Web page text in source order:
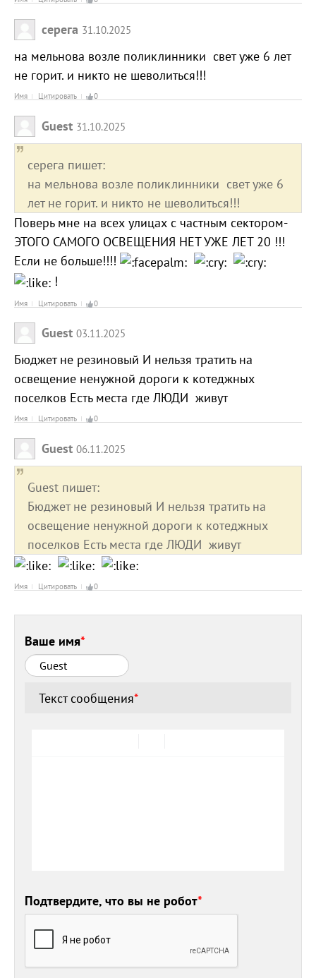
серега 31.10.2025
на мельнова возле поликлинники свет уже 6 лет
не горит. и никто не шеволиться!!!
Имя Цитировать 0
Guest 31.10.2025
серега пишет:
на мельнова возле поликлинники свет уже 6
лет не горит. и никто не шеволиться!!!
Поверь мне на всех улицах с частным сектором-
ЭТОГО САМОГО ОСВЕЩЕНИЯ НЕТ УЖЕ ЛЕТ 20 !!!
Если не больше!!!!
!
Имя Цитировать 0
Guest 03.11.2025
Бюджет не резиновый И нельзя тратить на
освещение ненужной дороги к котеджных
поселков Есть места где ЛЮДИ живут
Имя Цитировать 0
Guest 06.11.2025
Guest пишет:
Бюджет не резиновый И нельзя тратить на
освещение ненужной дороги к котеджных
поселков Есть места где ЛЮДИ живут
Имя Цитировать 0
Ваше имя*
Текст сообщения*
Подтвердите, что вы не робот*